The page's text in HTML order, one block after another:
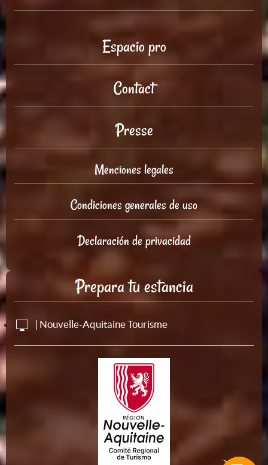
Espacio pro
Contact
Presse
Menciones legales
Condiciones generales de uso
Declaración de privacidad
Prepara tu estancia
| Nouvelle-Aquitaine Tourisme